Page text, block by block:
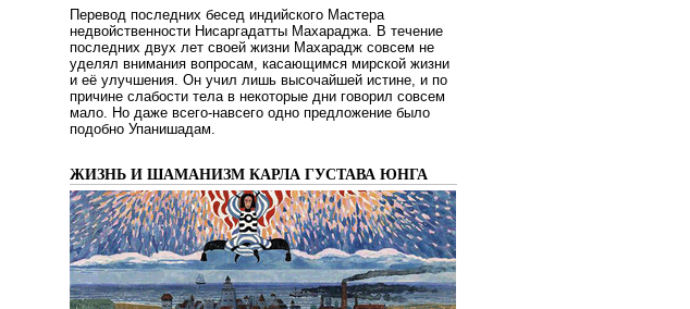
Перевод последних бесед индийского Мастера
недвойственности Нисаргадатты Махараджа. В течение
последних двух лет своей жизни Махарадж совсем не
уделял внимания вопросам, касающимся мирской жизни
и её улучшения. Он учил лишь высочайшей истине, и по
причине слабости тела в некоторые дни говорил совсем
мало. Но даже всего-навсего одно предложение было
подобно Упанишадам.
ЖИЗНЬ И ШАМАНИЗМ КАРЛА ГУСТАВА ЮНГА